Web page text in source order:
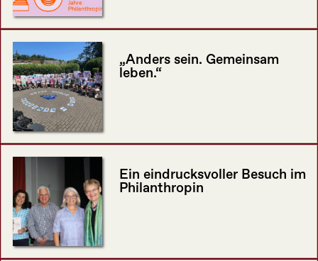
„Anders sein. Gemeinsam
leben.“
Ein eindrucksvoller Besuch im
Philanthropin